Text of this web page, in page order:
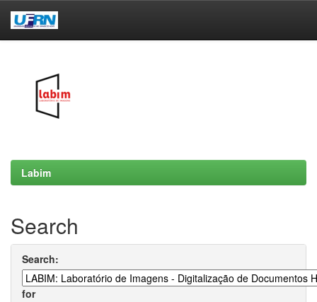
Labim
Search
Search:
for